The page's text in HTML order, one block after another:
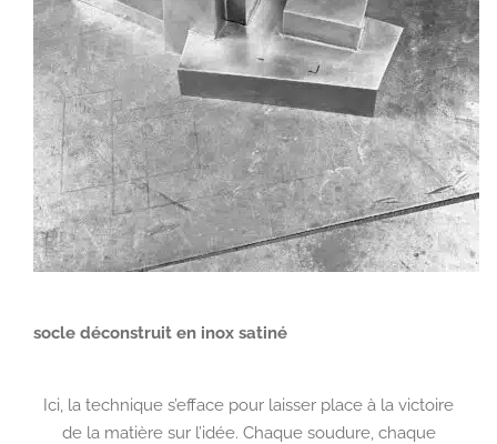
socle déconstruit en inox satiné
Ici, la technique s’efface pour laisser place à la victoire
de la matière sur l’idée. Chaque soudure, chaque